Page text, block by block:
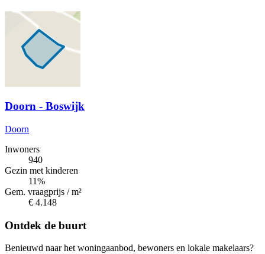
Doorn - Boswijk
Doorn
Inwoners
940
Gezin met kinderen
11%
Gem. vraagprijs / m²
€ 4.148
Ontdek de buurt
Benieuwd naar het woningaanbod, bewoners en lokale makelaars?